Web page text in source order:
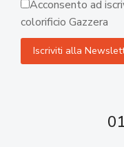
Acconsento ad
colorificio Gazzera